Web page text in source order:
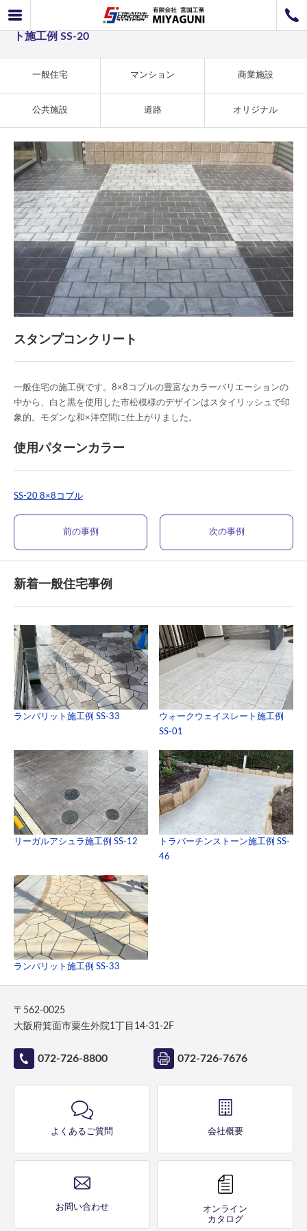
お問い合わせ 工事のお見積もり
一般住宅事例 市松模様がモダンなスタンプコンクリー
ト施工例 SS-20
一般住宅 マンション 商業施設
公共施設 道路 オリジナル
スタンプコンクリート
一般住宅の施工例です。8×8コブルの豊富なカラーバリエーションの
中から、白と黒を使用した市松模様のデザインはスタイリッシュで印
象的。モダンな和×洋空間に仕上がりました。
使用パターンカラー
SS-20 8×8コブル
前の事例 次の事例
新着一般住宅事例
ランバリット施工例 SS-33
ウォークウェイスレート施工例
SS-01
リーガルアシュラ施工例 SS-12
トラバーチンストーン施工例 SS-
46
ランバリット施工例 SS-33
〒562-0025
大阪府箕面市粟生外院1丁目14-31-2F
072-726-8800 072-726-7676
よくあるご質問 会社概要
お問い合わせ
オンライン
カタログ